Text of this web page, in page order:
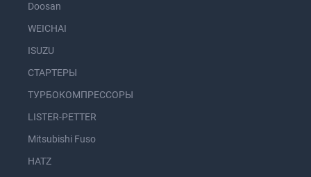
Doosan
WEICHAI
ISUZU
СТАРТЕРЫ
ТУРБОКОМПРЕССОРЫ
LISTER-PETTER
Mitsubishi Fuso
HATZ